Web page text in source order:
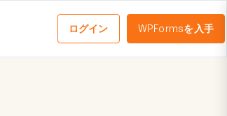
ログイン WPFormsを入手